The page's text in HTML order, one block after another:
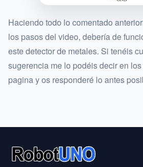
Haciendo todo lo comentado
los pasos del video, debería de
este detector de metales. Si tenéis
sugerencia me lo podéis decir en los
pagina y os responderé lo antes